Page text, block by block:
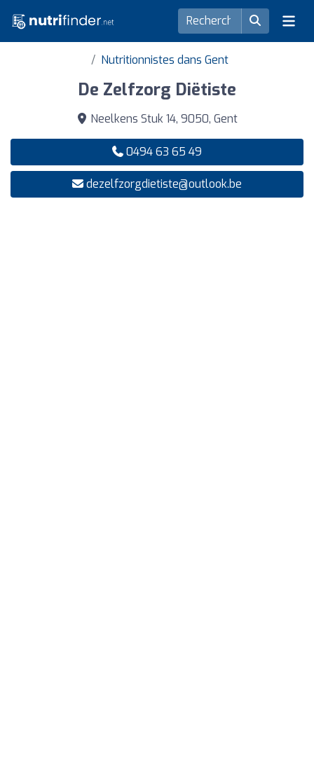
Nutritionnistes dans Gent
De Zelfzorg Diëtiste
Neelkens Stuk 14, 9050, Gent
0494 63 65 49
dezelfzorgdietiste@outlook.be